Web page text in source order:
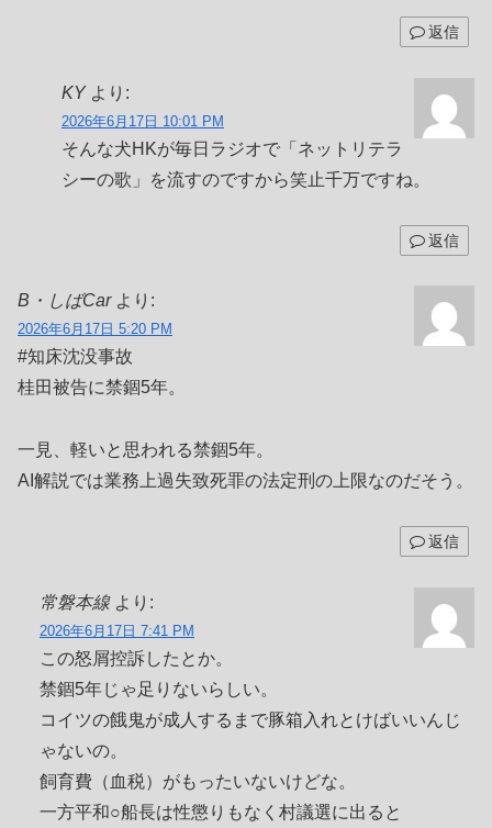
返信
KY より:
2026年6月17日 10:01 PM
そんな犬HKが毎日ラジオで「ネットリテラ
シーの歌」を流すのですから笑止千万ですね。
返信
B・しばCar より:
2026年6月17日 5:20 PM
#知床沈没事故
桂田被告に禁錮5年。
一見、軽いと思われる禁錮5年。
AI解説では業務上過失致死罪の法定刑の上限なのだそう。
返信
常磐本線 より:
2026年6月17日 7:41 PM
この怒屑控訴したとか。
禁錮5年じゃ足りないらしい。
コイツの餓鬼が成人するまで豚箱入れとけばいいんじ
ゃないの。
飼育費（血税）がもったいないけどな。
一方平和○船長は性懲りもなく村議選に出ると